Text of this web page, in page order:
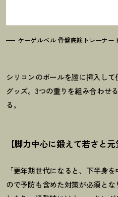
ケーゲルベル 骨盤底筋トレーナー
シリコンのボールを膣に挿入し
グッズ。3つの重りを組み合わせ
る。
【脚力中心に鍛えて若さと
「更年期世代になると、下半身
ので予防も含めた対策が必須と